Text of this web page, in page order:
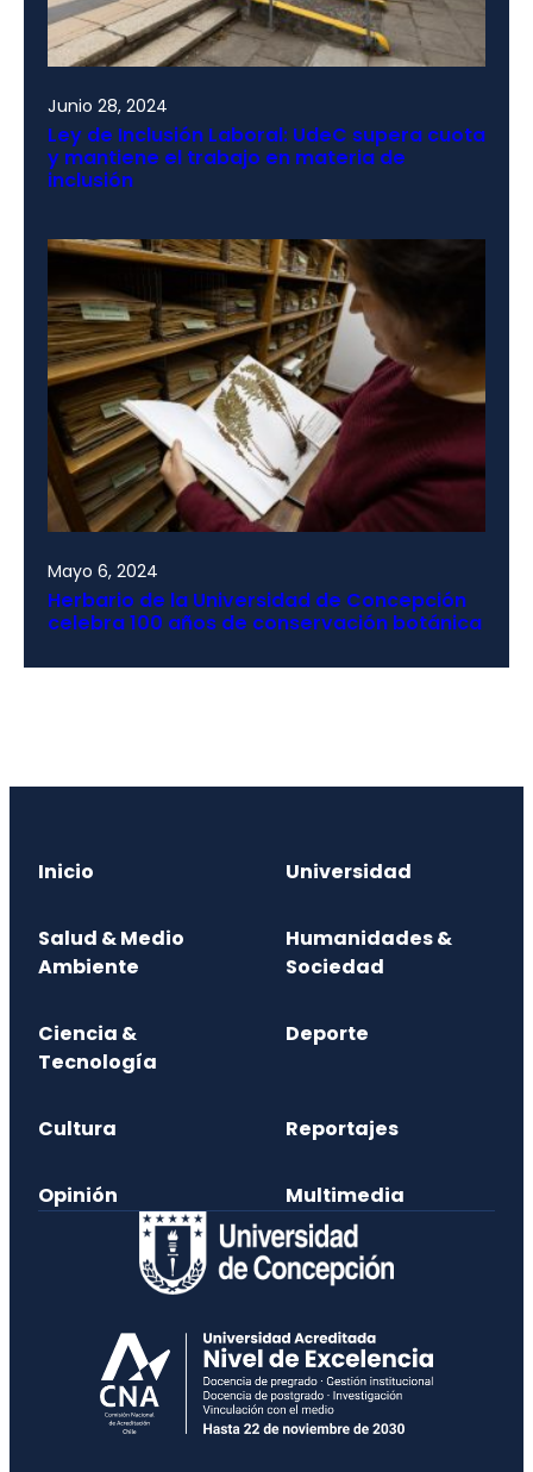
Junio 28, 2024
Ley de Inclusión Laboral: UdeC supera cuota
y mantiene el trabajo en materia de
inclusión
Mayo 6, 2024
Herbario de la Universidad de Concepción
celebra 100 años de conservación botánica
Inicio Universidad
Salud & Medio
Ambiente
Humanidades &
Sociedad
Ciencia &
Tecnología
Deporte
Cultura Reportajes
Opinión Multimedia